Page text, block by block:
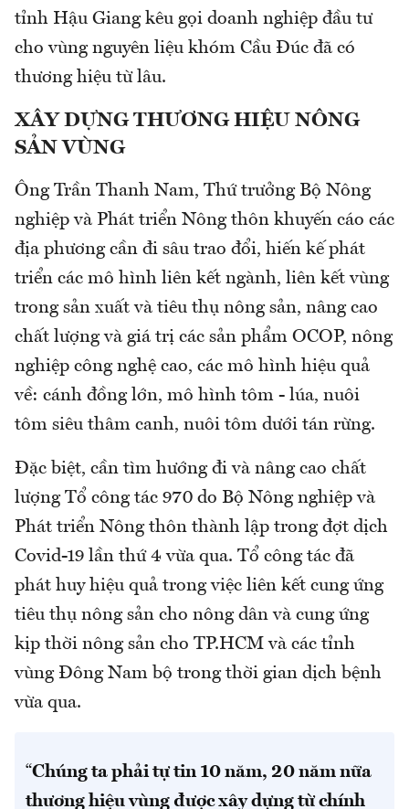
tỉnh Hậu Giang kêu gọi doanh nghiệp đầu tư
cho vùng nguyên liệu khóm Cầu Đúc đã có
thương hiệu từ lâu.
XÂY DỰNG THƯƠNG HIỆU NÔNG
SẢN VÙNG
Ông Trần Thanh Nam, Thứ trưởng Bộ Nông
nghiệp và Phát triển Nông thôn khuyến cáo các
địa phương cần đi sâu trao đổi, hiến kế phát
triển các mô hình liên kết ngành, liên kết vùng
trong sản xuất và tiêu thụ nông sản, nâng cao
chất lượng và giá trị các sản phẩm OCOP, nông
nghiệp công nghệ cao, các mô hình hiệu quả
về: cánh đồng lớn, mô hình tôm - lúa, nuôi
tôm siêu thâm canh, nuôi tôm dưới tán rừng.
Đặc biệt, cần tìm hướng đi và nâng cao chất
lượng Tổ công tác 970 do Bộ Nông nghiệp và
Phát triển Nông thôn thành lập trong đợt dịch
Covid-19 lần thứ 4 vừa qua. Tổ công tác đã
phát huy hiệu quả trong việc liên kết cung ứng
tiêu thụ nông sản cho nông dân và cung ứng
kịp thời nông sản cho TP.HCM và các tỉnh
vùng Đông Nam bộ trong thời gian dịch bệnh
vừa qua.
“Chúng ta phải tự tin 10 năm, 20 năm nữa
thương hiệu vùng được xây dựng từ chính